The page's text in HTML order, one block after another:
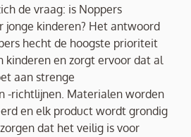
de vraag: is Noppers
jonge kinderen? Het antwoord
hecht de hoogste prioriteit
kinderen en zorgt ervoor dat al
aan strenge
-richtlijnen. Materialen worden
en elk product wordt grondig
dat het veilig is voor